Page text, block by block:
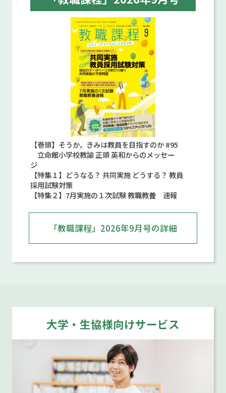
【巻頭】そうか，きみは教員を目指すのか #95
立命館小学校教諭 正頭 英和からのメッセー
ジ
【特集１】どうなる？ 共同実施 どうする？ 教員
採用試験対策
【特集２】7月実施の１次試験 教職教養 速報
「教職課程」2026年9月号の詳細
大学・生協様向けサービス